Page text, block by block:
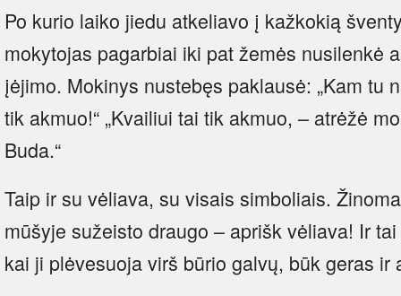
Po kurio laiko jiedu atkeliavo į kažkokią
mokytojas pagarbiai iki pat žemės nusilenkė
įėjimo. Mokinys nustebęs paklausė: „Kam tu
tik akmuo!“ „Kvailiui tai tik akmuo, – atrėžė
Buda.“
Taip ir su vėliava, su visais simboliais.
mūšyje sužeisto draugo – aprišk vėliava! Ir
kai ji plėvesuoja virš būrio galvų, būk geras ir